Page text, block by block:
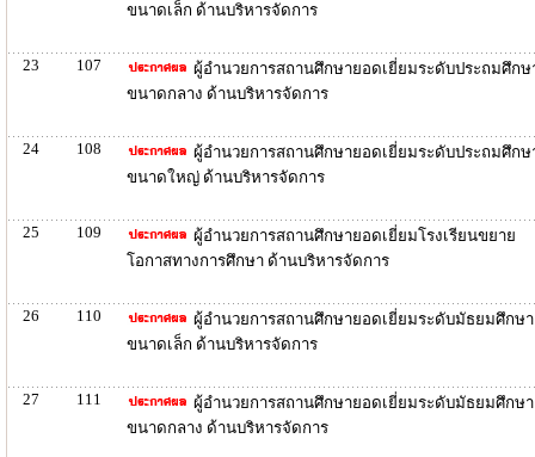
ขนาดเล็ก ด้านบริหารจัดการ
23 107
ผู้อำนวยการสถานศึกษายอดเยี่ยมระดับประถมศึกษ
ขนาดกลาง ด้านบริหารจัดการ
24 108
ผู้อำนวยการสถานศึกษายอดเยี่ยมระดับประถมศึกษ
ขนาดใหญ่ ด้านบริหารจัดการ
25 109
ผู้อำนวยการสถานศึกษายอดเยี่ยมโรงเรียนขยาย
โอกาสทางการศึกษา ด้านบริหารจัดการ
26 110
ผู้อำนวยการสถานศึกษายอดเยี่ยมระดับมัธยมศึกษา
ขนาดเล็ก ด้านบริหารจัดการ
27 111
ผู้อำนวยการสถานศึกษายอดเยี่ยมระดับมัธยมศึกษา
ขนาดกลาง ด้านบริหารจัดการ